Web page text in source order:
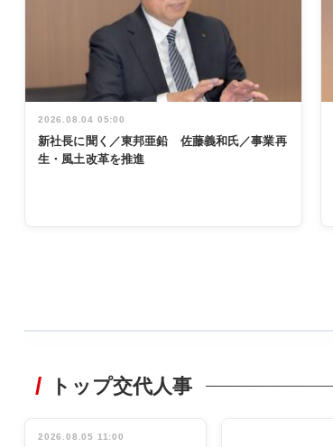
2026.08.04 05:00
新社長に聞く／東邦亜鉛 佐藤義和氏／事業再
生・風土改革を推進
非鉄業界で
管理職編
INTERVIEW
トップ交代人事
2026.08.05 11:00